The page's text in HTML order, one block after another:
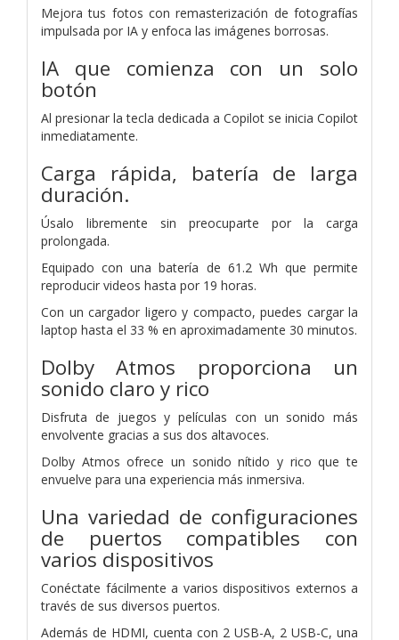
Mejora tus fotos con remasterización de fotografías
impulsada por IA y enfoca las imágenes borrosas.
IA que comienza con un solo
botón
Al presionar la tecla dedicada a Copilot se inicia Copilot
inmediatamente.
Carga rápida, batería de larga
duración.
Úsalo libremente sin preocuparte por la carga
prolongada.
Equipado con una batería de 61.2 Wh que permite
reproducir videos hasta por 19 horas.
Con un cargador ligero y compacto, puedes cargar la
laptop hasta el 33 % en aproximadamente 30 minutos.
Dolby Atmos proporciona un
sonido claro y rico
Disfruta de juegos y películas con un sonido más
envolvente gracias a sus dos altavoces.
Dolby Atmos ofrece un sonido nítido y rico que te
envuelve para una experiencia más inmersiva.
Una variedad de configuraciones
de puertos compatibles con
varios dispositivos
Conéctate fácilmente a varios dispositivos externos a
través de sus diversos puertos.
Además de HDMI, cuenta con 2 USB-A, 2 USB-C, una